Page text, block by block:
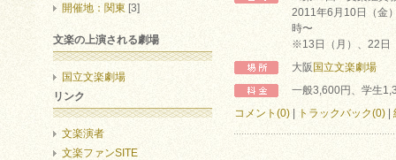
2011年6月10日（金
時〜
※13日（月）、22日
大阪 国立文楽劇場
一般3,600円、学生
コメント(0)
トラックバック(0)
開催地：関東 [3]
文楽の上演される劇場
国立文楽劇場
リンク
文楽演者
文楽ファンSITE